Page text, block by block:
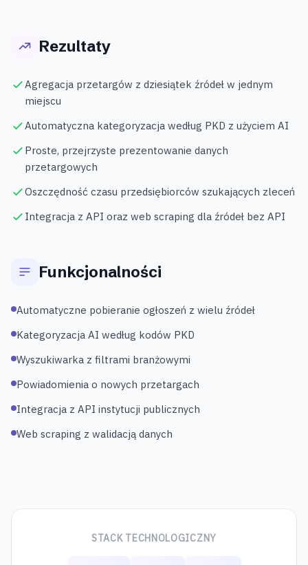
Rezultaty
Agregacja przetargów z dziesiątek źródeł w jednym
miejscu
Automatyczna kategoryzacja według PKD z użyciem AI
Proste, przejrzyste prezentowanie danych
przetargowych
Oszczędność czasu przedsiębiorców szukających zleceń
Integracja z API oraz web scraping dla źródeł bez API
Funkcjonalności
Automatyczne pobieranie ogłoszeń z wielu źródeł
Kategoryzacja AI według kodów PKD
Wyszukiwarka z filtrami branżowymi
Powiadomienia o nowych przetargach
Integracja z API instytucji publicznych
Web scraping z walidacją danych
STACK TECHNOLOGICZNY